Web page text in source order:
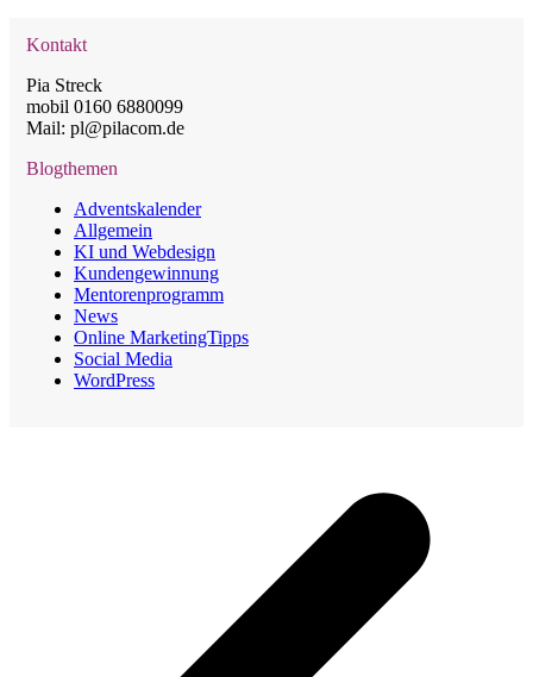
Kontakt
Pia Streck
mobil 0160 6880099
Mail: pl@pilacom.de
Blogthemen
Adventskalender
Allgemein
KI und Webdesign
Kundengewinnung
Mentorenprogramm
News
Online MarketingTipps
Social Media
WordPress